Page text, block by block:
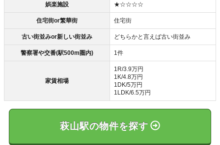
娯楽施設 ★☆☆☆☆
住宅街or繁華街 住宅街
古い街並みor新しい街並み どちらかと言えば古い街並み
警察署や交番(駅500m圏内) 1件
家賃相場
1R/3.9万円
1K/4.8万円
1DK/5万円
1LDK/6.5万円
萩山駅の物件を探す